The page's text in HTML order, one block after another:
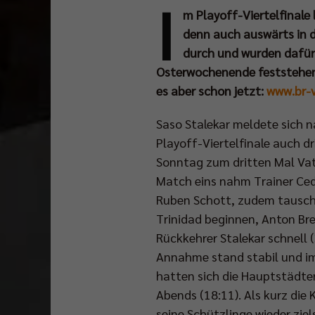
I
m Playoff-Viertelfinale
denn auch auswärts in
durch und wurden
Osterwochenende
es aber schon jetzt:www.br-
Saso Stalekar meldete sich
Playoff-Viertelfinale auch
Sonntag zum dritten Mal
Match eins nahm Trainer
Ruben Schott, zudem
Trinidad beginnen, Anton
Rückkehrer Stalekar schnell
Annahme stand stabil und
hatten sich die
Abends (18:11). Als kurz